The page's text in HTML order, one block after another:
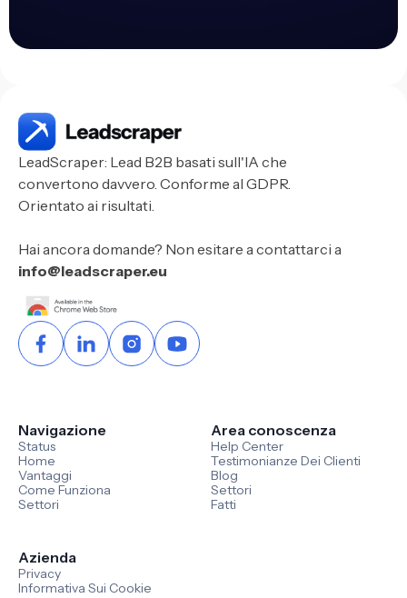
LeadScraper: Lead B2B basati sull'IA che
convertono davvero. Conforme al GDPR.
Orientato ai risultati.
Hai ancora domande? Non esitare a contattarci a
info@leadscraper.eu
Navigazione
Status
Home
Vantaggi
Come Funziona
Settori
Area conoscenza
Help Center
Testimonianze Dei Clienti
Blog
Settori
Fatti
Azienda
Privacy
Informativa Sui Cookie